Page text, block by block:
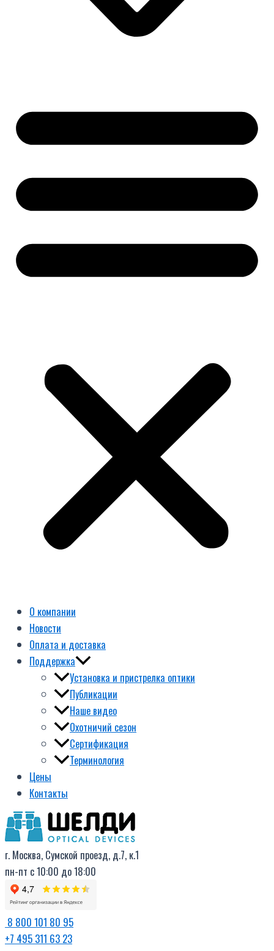
О компании
Новости
Оплата и доставка
Поддержка
Установка и пристрелка оптики
Публикации
Наше видео
Охотничий сезон
Сертификация
Терминология
Цены
Контакты
г. Москва, Сумской проезд, д.7, к.1
пн-пт с 10:00 до 18:00
8 800 101 80 95
+7 495 311 63 23